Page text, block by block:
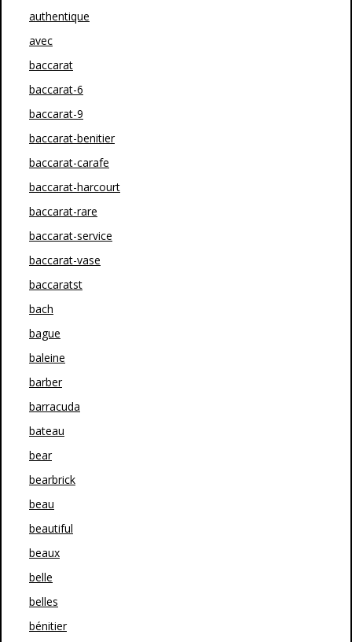
authentique
avec
baccarat
baccarat-6
baccarat-9
baccarat-benitier
baccarat-carafe
baccarat-harcourt
baccarat-rare
baccarat-service
baccarat-vase
baccaratst
bach
bague
baleine
barber
barracuda
bateau
bear
bearbrick
beau
beautiful
beaux
belle
belles
bénitier